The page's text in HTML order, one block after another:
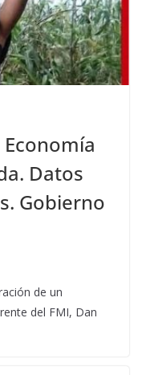
Economía
Datos
Gobierno
de un
del FMI, Dan